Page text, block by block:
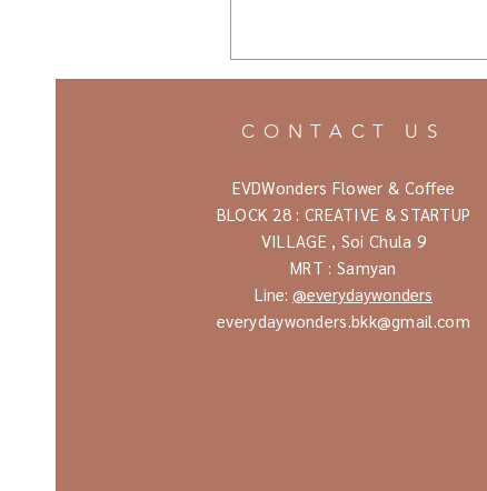
CONTACT US
EVDWonders Flower & Coffee
BLOCK 28 : CREATIVE & STARTUP
VILLAGE , Soi Chula 9
MRT : Samyan
Line: @everydaywonders
everydaywonders.bkk@gmail.com